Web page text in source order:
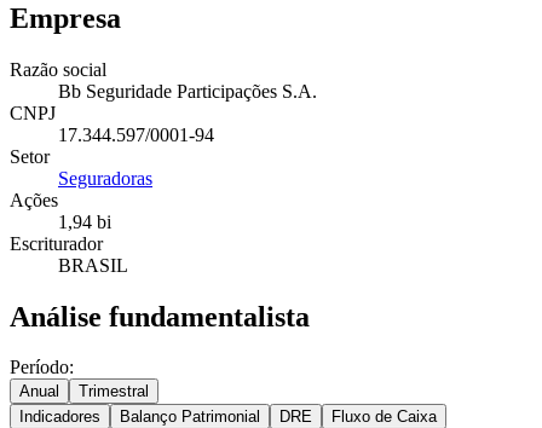
Empresa
Razão social
Bb Seguridade Participações S.A.
CNPJ
17.344.597/0001-94
Setor
Seguradoras
Ações
1,94 bi
Escriturador
BRASIL
Análise fundamentalista
Período:
Anual
Trimestral
Indicadores
Balanço Patrimonial DRE Fluxo de Caixa